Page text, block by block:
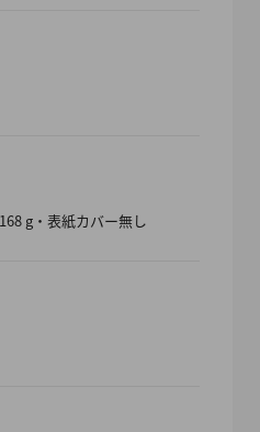
g・表紙カバー無し